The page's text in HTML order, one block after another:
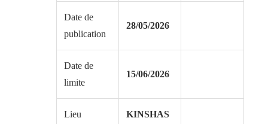
Date de
publication
28/05/2026
Date de
limite
15/06/2026
Lieu
KINSHAS